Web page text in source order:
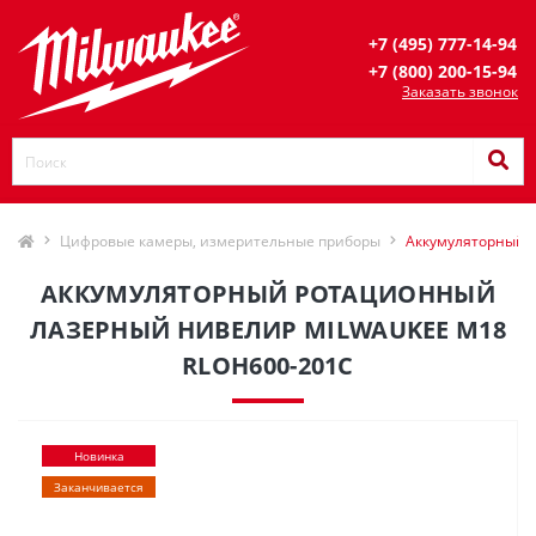
+7 (495) 777-14-94
+7 (800) 200-15-94
Заказать звонок
Цифровые камеры, измерительные приборы Аккумуляторный
АККУМУЛЯТОРНЫЙ РОТАЦИОННЫЙ
ЛАЗЕРНЫЙ НИВЕЛИР MILWAUKEE M18
RLOH600-201C
Новинка
Заканчивается